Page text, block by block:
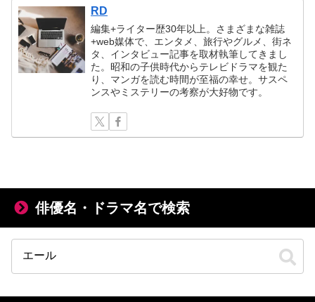
RD
編集+ライター歴30年以上。さまざまな雑誌
+web媒体で、エンタメ、旅行やグルメ、街ネ
タ、インタビュー記事を取材執筆してきまし
た。昭和の子供時代からテレビドラマを観た
り、マンガを読む時間が至福の幸せ。サスペ
ンスやミステリーの考察が大好物です。
俳優名・ドラマ名で検索